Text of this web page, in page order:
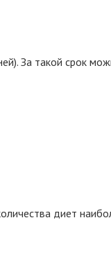
За такой срок
диет